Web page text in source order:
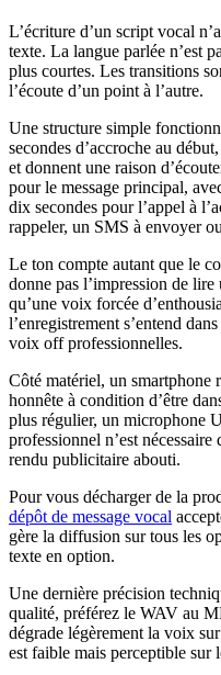
L’écriture d’un script vocal
texte. La langue parlée n’est
plus courtes. Les transitions
l’écoute d’un point à l’autre.
Une structure simple
secondes d’accroche au
et donnent une raison
pour le message principal,
dix secondes pour l’appel à
rappeler, un SMS à envoyer
Le ton compte autant que le
donne pas l’impression de
qu’une voix forcée
l’enregistrement s’entend
voix off professionnelles.
Côté matériel, un smartphone
honnête à condition d’être
plus régulier, un microphone
professionnel n’est
rendu publicitaire abouti.
Pour vous décharger de la
dépôt de message vocal
gère la diffusion sur tous les
texte en option.
Une dernière précision
qualité, préférez le WAV au
dégrade légèrement la voix
est faible mais perceptible sur